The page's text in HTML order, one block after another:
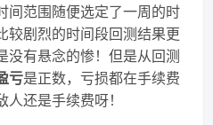
间范围随便选定了一周的时
较剧烈的时间段回测结果更
没有悬念的惨！但是从回测
亏是正数，亏损都在手续费
还是手续费呀！